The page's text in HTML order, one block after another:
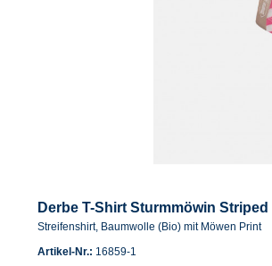
Derbe T-Shirt Sturmmöwin
Streifenshirt, Baumwolle (Bio) mit Möwen Print
Artikel-Nr.: 16859-1